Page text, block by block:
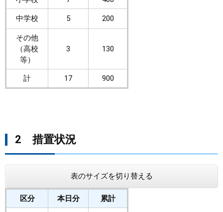
中学校 5 200
その他
（高校
等）
3 130
計 17 900
2 措置状況
表のサイズを切り替える
区分 本日分 累計